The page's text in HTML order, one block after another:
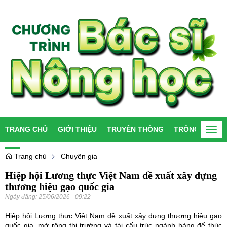
TRANG CHỦ GIỚI THIỆU TRUYỀN THÔNG TRỒNG TRỌT
Trang chủ Chuyên gia
Hiệp hội Lương thực Việt Nam đề xuất xây dựng
thương hiệu gạo quốc gia
Ngày đăng: 25/06/2026 - 09:22
Hiệp hội Lương thực Việt Nam đề xuất xây dựng thương hiệu gạo